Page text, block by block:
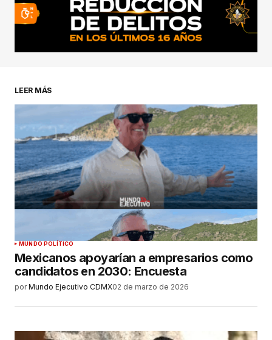
LEER MÁS
MUNDO POLÍTICO
Mexicanos apoyarían a empresarios como
candidatos en 2030: Encuesta
por Mundo Ejecutivo CDMX02 de marzo de 2026